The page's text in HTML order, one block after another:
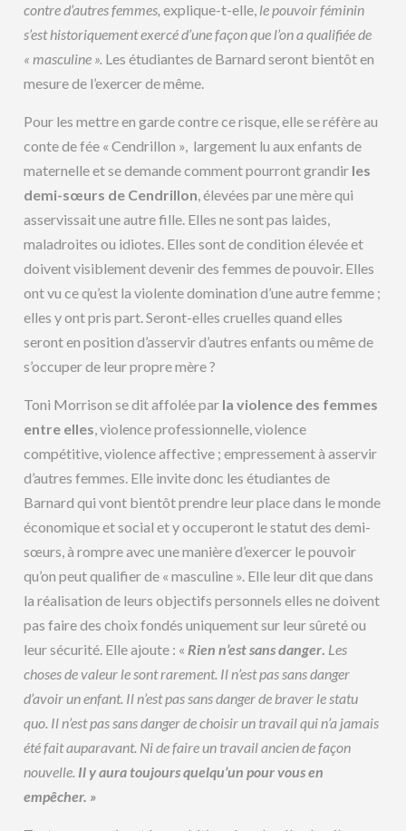
contre d’autres femmes,explique-t-elle, le pouvoir féminin
s’est historiquement exercé d’une façon que l’on a qualifiée de
« masculine ». Les étudiantes de Barnard seront bientôt en
mesure de l’exercer de même.
Pour les mettre en garde contre ce risque, elle se réfère au
conte de fée « Cendrillon », largement lu aux enfants de
maternelle et se demande comment pourront grandir les
demi-sœurs de Cendrillon, élevées par une mère qui
asservissait une autre fille. Elles ne sont pas laides,
maladroites ou idiotes. Elles sont de condition élevée et
doivent visiblement devenir des femmes de pouvoir. Elles
ont vu ce qu’est la violente domination d’une autre femme ;
elles y ont pris part. Seront-elles cruelles quand elles
seront en position d’asservir d’autres enfants ou même de
s’occuper de leur propre mère ?
Toni Morrison se dit affolée par la violence des femmes
entre elles, violence professionnelle, violence
compétitive, violence affective ; empressement à asservir
d’autres femmes. Elle invite donc les étudiantes de
Barnard qui vont bientôt prendre leur place dans le monde
économique et social et y occuperont le statut des demi-
sœurs, à rompre avec une manière d’exercer le pouvoir
qu’on peut qualifier de « masculine ». Elle leur dit que dans
la réalisation de leurs objectifs personnels elles ne doivent
pas faire des choix fondés uniquement sur leur sûreté ou
leur sécurité. Elle ajoute : « Rien n’est sans danger. Les
choses de valeur le sont rarement. Il n’est pas sans danger
d’avoir un enfant. Il n’est pas sans danger de braver le statu
quo. Il n’est pas sans danger de choisir un travail qui n’a jamais
été fait auparavant. Ni de faire un travail ancien de façon
nouvelle. Il y aura toujours quelqu’un pour vous en
empêcher. »